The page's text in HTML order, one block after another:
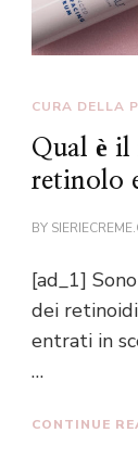
CURA DELLA
Qual è il
retinolo
BY
[ad_1]
dei
entrati in
…
CONTINUE